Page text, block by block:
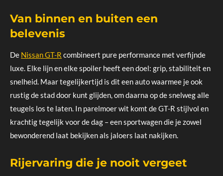
Van binnen en buiten een
belevenis
De Nissan GT-R combineert pure performance met verfijnde
luxe. Elke lijn en elke spoiler heeft een doel: grip, stabiliteit en
snelheid. Maar tegelijkertijd is dit een auto waarmee je ook
rustig de stad door kunt glijden, om daarna op de snelweg alle
teugels los te laten. In parelmoer wit komt de GT-R stijlvol en
krachtig tegelijk voor de dag – een sportwagen die je zowel
bewonderend laat bekijken als jaloers laat nakijken.
Rijervaring die je nooit vergeet